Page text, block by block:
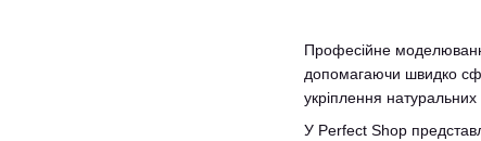
Професійне
допомагаючи швидко
укріплення натуральних
У Perfect Shop